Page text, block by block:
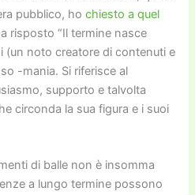
pubblico, hochiesto a quel
risposto “Il termine nasce
(un noto creatore di contenuti e
-mania. Si riferisce al
supporto e talvolta
circonda la sua figura e i suoi
di balle non è insomma
a lungo termine possono